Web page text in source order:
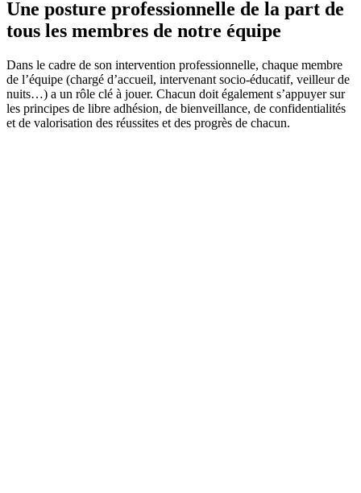
Une posture professionnelle de la part de
tous les membres de notre équipe
Dans le cadre de son intervention professionnelle, chaque membre
de l’équipe (chargé d’accueil, intervenant socio-éducatif, veilleur de
nuits…) a un rôle clé à jouer. Chacun doit également s’appuyer sur
les principes de libre adhésion, de bienveillance, de confidentialités
et de valorisation des réussites et des progrès de chacun.